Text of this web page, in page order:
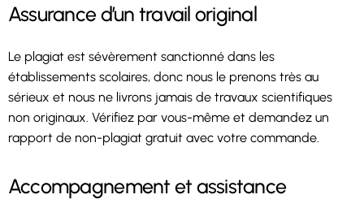
Assurance d’un travail original
Le plagiat est sévèrement sanctionné dans les
établissements scolaires, donc nous le prenons très au
sérieux et nous ne livrons jamais de travaux scientifiques
non originaux. Vérifiez par vous-même et demandez un
rapport de non-plagiat gratuit avec votre commande.
Accompagnement et assistance